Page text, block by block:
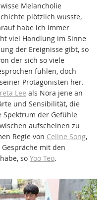
Melancholie
plötzlich wusste,
habe ich immer
viel Handlung im Sinne
der Ereignisse gibt, so
der sich so viele
fühlen, doch
Protagonisten her.
Lee als Nora jene an
und Sensibilität, die
Spektrum der Gefühle
aufscheinen zu
Regie von Celine Song,
mit den
so Yoo Teo.